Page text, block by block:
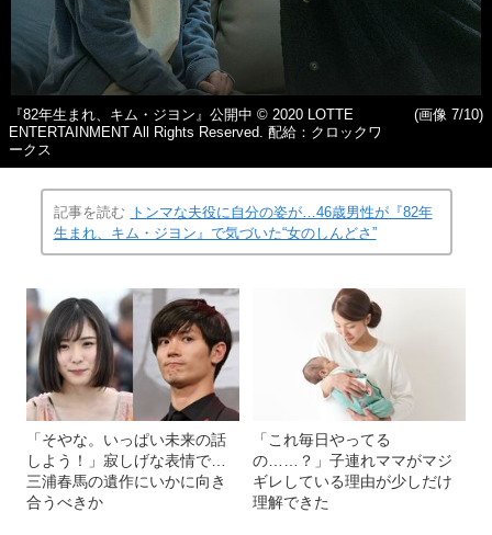
『82年生まれ、キム・ジヨン』公開中 © 2020 LOTTE
ENTERTAINMENT All Rights Reserved. 配給：クロックワ
ークス
(画像 7/10)
記事を読む
トンマな夫役に自分の姿が…46歳男性が『82年
生まれ、キム・ジヨン』で気づいた“女のしんどさ”
「そやな。いっぱい未来の話
しよう！」寂しげな表情で…
三浦春馬の遺作にいかに向き
合うべきか
「これ毎日やってる
の……？」子連れママがマジ
ギレしている理由が少しだけ
理解できた